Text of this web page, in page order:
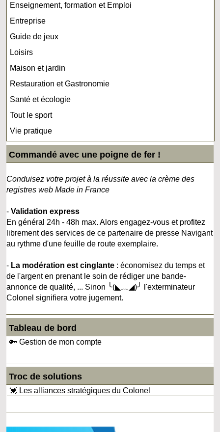
Enseignement, formation et Emploi
Entreprise
Guide de jeux
Loisirs
Maison et jardin
Restauration et Gastronomie
Santé et écologie
Tout le sport
Vie pratique
Commandé avec une poigne de fer !
Conduisez votre projet à la réussite avec la crème des
registres web Made in France
-Validation express
En général 24h - 48h max. Alors engagez-vous et profitez
librement des services de ce partenaire de presse Navigant
au rythme d'une feuille de route exemplaire.
- La modération est cinglante : économisez du temps et
de l'argent en prenant le soin de rédiger une bande-
annonce de qualité, ... Sinon ╰(◣﹏◢)╯ l'exterminateur
Colonel signifiera votre jugement.
Tableau de bord
🔑 Gestion de mon compte
Troc de solutions
💓 Les alliances stratégiques du Colonel